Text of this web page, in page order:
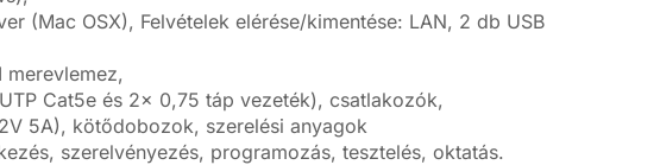
(Mac OSX), Felvételek elérése/kimentése: LAN, 2 db USB
merevlemez,
Cat5e és 2x 0,75 táp vezeték), csatlakozók,
5A), kötődobozok, szerelési anyagok
szerelvényezés, programozás, tesztelés, oktatás.